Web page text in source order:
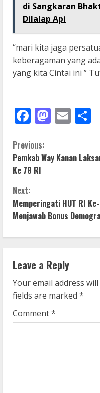
di Sangkaran
Dilalap Api
“mari kita jaga
keberagaman yang
yang kita Cintai ini ”
Facebook
Email
C
o
n
t
i
n
u
e
R
Previous:
Pemkab Way Kanan
Ke 78 RI
Next:
Memperingati HUT RI
Menjawab Bonus
Leave a Reply
Your email address
fields are marked *
Comment*